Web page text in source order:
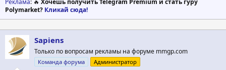
Реклама: 🔥 Хочешь получить Telegram Premium и стать гуру
Polymarket? Кликай сюда!
Sapiens
Только по вопросам рекламы на форуме mmgp.com
Команда форума Администратор